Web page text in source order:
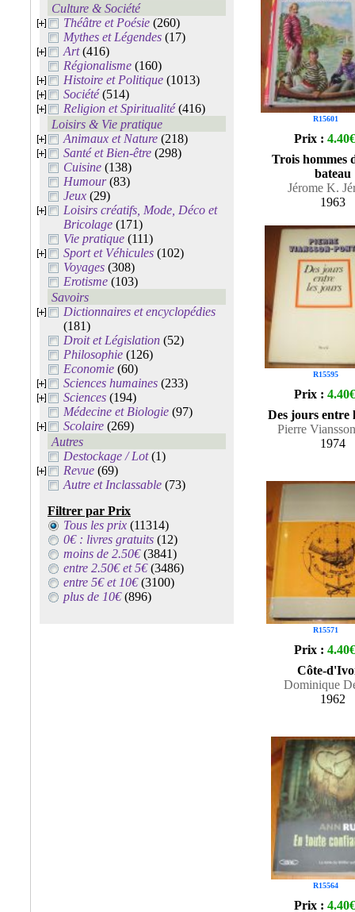
Culture & Société
Théâtre et Poésie (260)
Mythes et Légendes (17)
Art(416)
Régionalisme (160)
Histoire et Politique (1013)
Société(514)
Religion et Spiritualité(416)
Loisirs & Vie pratique
Animaux et Nature (218)
Santé et Bien-être (298)
Cuisine (138)
Humour(83)
Jeux (29)
Loisirs créatifs, Mode, Déco et
Bricolage (171)
Vie pratique (111)
Sport et Véhicules (102)
Voyages (308)
Erotisme (103)
Savoirs
Dictionnaires et encyclopédies
(181)
Droit et Législation (52)
Philosophie (126)
Economie (60)
Sciences humaines (233)
Sciences (194)
Médecine et Biologie (97)
Scolaire (269)
Autres
Destockage / Lot(1)
Revue (69)
Autre et Inclassable (73)
Filtrer par Prix
Tous les prix (11314)
0€ : livres gratuits (12)
moins de 2.50€(3841)
entre 2.50€ et 5€(3486)
entre 5€ et 10€(3100)
plus de 10€(896)
R15601
Prix : 4.40€
Trois hommes
bateau
Jérome K.
1963
R15595
Prix : 4.40€
Des jours entre
Pierre
1974
R15571
Prix : 4.40€
Côte-
Dominique
1962
R15564
Prix : 4.40€